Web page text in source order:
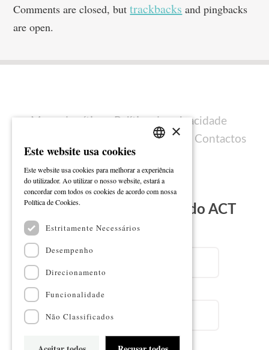
Comments are closed, buttrackbacks and pingbacks
are open.
Mapa do sítio
Política de privacidade
Ficha técnica Contactos
Subscreva a Newsletter do ACT
ENGLISH
×
Este website usa cookies
Este website usa cookies para melhorar a experiência
do utilizador. Ao utilizar o nosso website, estará a
concordar com todos os cookies de acordo com nossa
Política de Cookies.
Estritamente Necessários
Desempenho
Direcionamento
Funcionalidade
Não Classificados